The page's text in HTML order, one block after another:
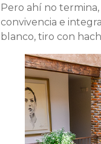
Pero ahí no
convivencia e
blanco, tiro con